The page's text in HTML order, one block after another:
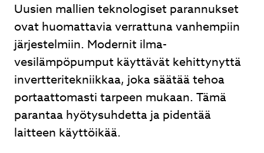
Uusien mallien teknologiset parannukset
ovat huomattavia verrattuna vanhempiin
järjestelmiin. Modernit ilma-
vesilämpöpumput käyttävät kehittynyttä
invertteritekniikkaa, joka säätää tehoa
portaattomasti tarpeen mukaan. Tämä
parantaa hyötysuhdetta ja pidentää
laitteen käyttöikää.